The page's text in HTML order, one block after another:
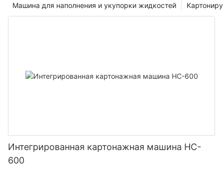
Машина для наполнения и укупорки жидкостей
Интегрированная картонажная машина HC-
600